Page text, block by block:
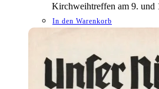
Kirchweihtreffen am 9. und
In den Warenkorb